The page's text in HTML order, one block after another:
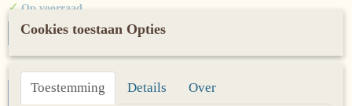
✓ Op voorraad
IN WINKELWAGEN
Cookies toestaan Opties
Toestemming Details Over